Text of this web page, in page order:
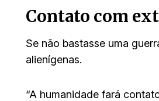
Contato com
Se não bastasse uma
alienígenas.
“A humanidade fará